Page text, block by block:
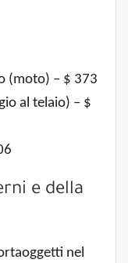
(moto) – $ 373
al telaio) – $
e della
nel